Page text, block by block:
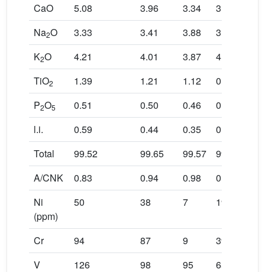
CaO
5.08 3.96 3.34 3.02
Na2O 3.33 3.41 3.88 3.47
K2O 4.21 4.01 3.87 4.85
TiO2 1.39 1.21 1.12 0.9
P2O5 0.51 0.50 0.46 0.34
l.i.
0.59 0.44 0.35 0.066
Total
99.52 99.65 99.57 99.046
A/CNK
0.83 0.94 0.98 0.93
Ni
(ppm)
50 38 7 19
Cr 94 87 9 39
V
126 98 95 65